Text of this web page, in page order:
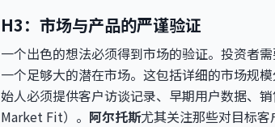
H3：市场与产品的严谨验证
一个出色的想法必须得到市场的验证。投资者
一个足够大的潜在市场。这包括详细的市场规
始人必须提供客户访谈记录、早期用户数据、
Market Fit）。 阿尔托斯尤其关注那些对目标客